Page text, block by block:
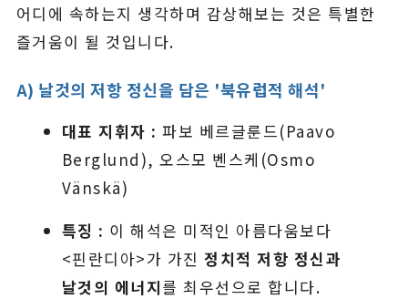
어디에 속하는지 생각하며 감상해보는 것은 특별한
즐거움이 될 것입니다.
A) 날것의 저항 정신을 담은 '북유럽적 해석'
대표 지휘자 : 파보 베르글룬드(Paavo
Berglund), 오스모 벤스케(Osmo
Vänskä)
특징 : 이 해석은 미적인 아름다움보다
<핀란디아>가 가진 정치적 저항 정신과
날것의 에너지를 최우선으로 합니다.